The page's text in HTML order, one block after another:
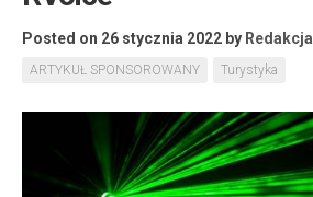
Posted on 26 stycznia 2022 by Redakcja
ARTYKUŁ SPONSOROWANY Turystyka